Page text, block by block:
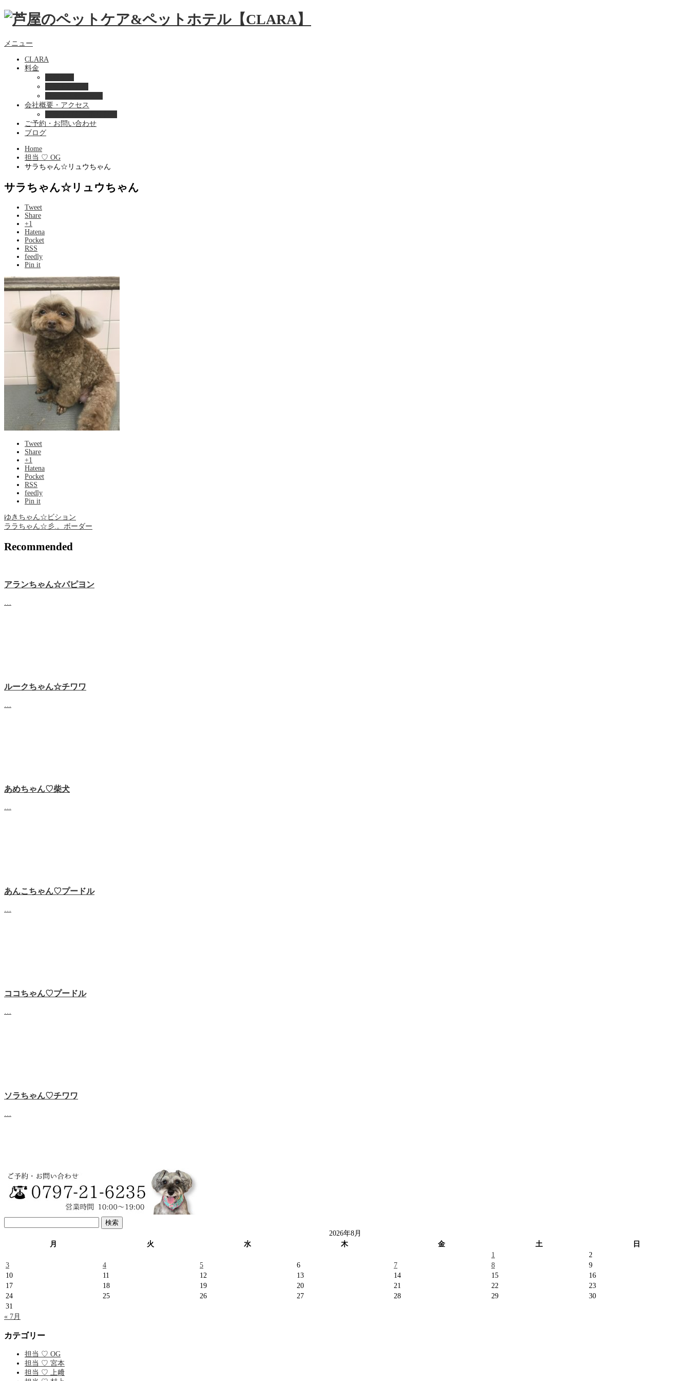
メニュー
CLARA
料金
会社概要・アクセス
ご予約・お問い合わせ
ブログ
Home
担当 ♡ OG
サラちゃん☆リュウちゃん
サラちゃん☆リュウちゃん
Tweet
Share
+1
Hatena
Pocket
RSS
feedly
Pin it
Tweet
Share
+1
Hatena
Pocket
RSS
feedly
Pin it
ゆきちゃん☆ビション
ララちゃん☆彡.。ボーダー
Recommended
アランちゃん☆パピヨン
ルークちゃん☆チワワ
あめちゃん♡‬柴犬
あんこちゃん♡‬プードル
ココちゃん♡‬プードル
ソラちゃん♡‬チワワ
索:
2026年8月
月
火 水 木 金 土
日
1
2
3
4 5 6 7 8
9
10
11 12 13 14 15
16
17
18 19 20 21 22
23
24
25 26 27 28 29
30
31
« 7月
カテゴリー
担当 ♡ OG
担当 ♡ 宮本
担当 ♡ 上﨑